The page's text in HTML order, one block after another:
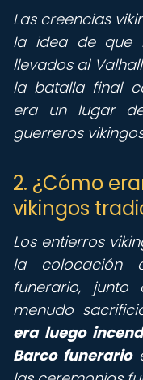
Las creencias
la idea de que
llevados al
la batalla final
era un lugar
guerreros
2. ¿Cómo
vikingos
Los entierros
la colocación
funerario,
menudo
era luego
Barco funerario